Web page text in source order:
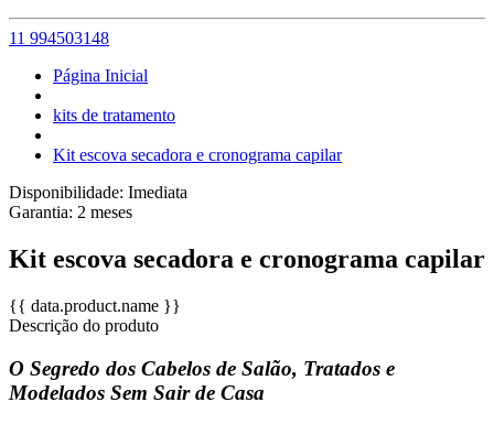
11 994503148
Página Inicial
kits de tratamento
Kit escova secadora e cronograma capilar
Disponibilidade: Imediata
Garantia: 2 meses
Kit escova secadora e cronograma capilar
{{ data.product.name }}
Descrição do produto
O Segredo dos Cabelos de Salão, Tratados e
Modelados Sem Sair de Casa